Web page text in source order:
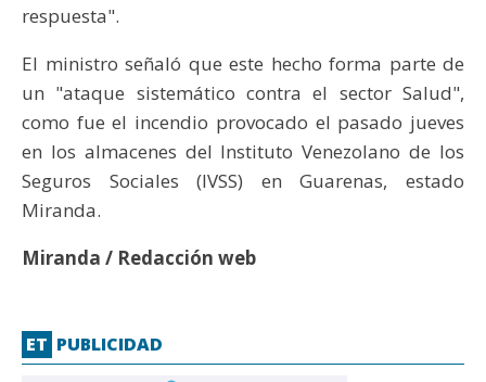
respuesta".
El ministro señaló que este hecho forma parte de
un "ataque sistemático contra el sector Salud",
como fue el incendio provocado el pasado jueves
en los almacenes del Instituto Venezolano de los
Seguros Sociales (IVSS) en Guarenas, estado
Miranda.
Miranda / Redacción web
ET PUBLICIDAD